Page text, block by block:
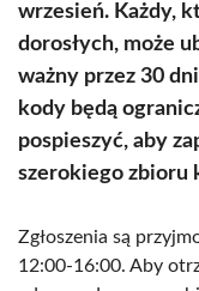
wrzesień. Każdy,
dorosłych, może
ważny przez 30
kody będą
pospieszyć, aby
szerokiego zbioru
Zgłoszenia są
12:00-16:00. Aby